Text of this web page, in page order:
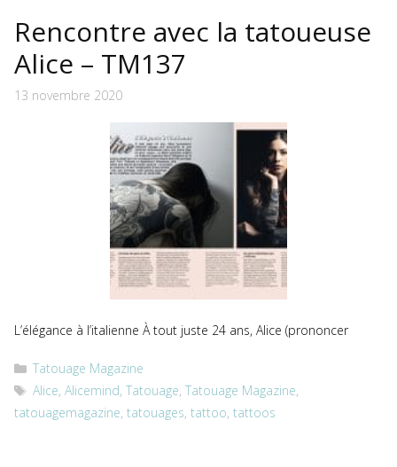
Rencontre avec la tatoueuse
Alice – TM137
13 novembre 2020
L’élégance à l’italienne À tout juste 24 ans, Alice (prononcer
Catégories
Tatouage Magazine
Étiquettes
Alice,Alicemind,Tatouage,Tatouage Magazine,
tatouagemagazine, tatouages, tattoo, tattoos